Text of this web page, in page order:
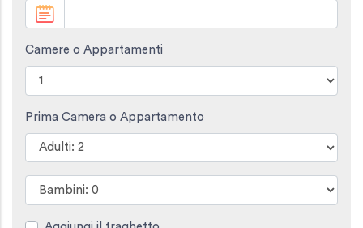
Camere o Appartamenti
Prima Camera o Appartamento